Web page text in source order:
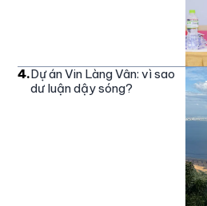
4.Dự án Vin Làng Vân: vì sao
dư luận dậy sóng?